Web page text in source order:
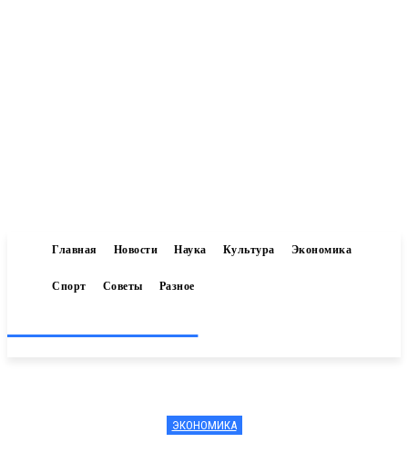
Главная Новости Наука Культура Экономика
Спорт Советы Разное
ЭКОНОМИКА